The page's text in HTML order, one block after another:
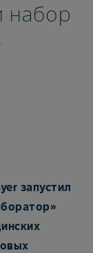
набор
запустил